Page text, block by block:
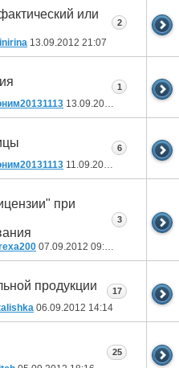
или
13.09.2012 21:07
2
13.09.2012
1
11.09.2012
6
при
07.09.2012 09:39
3
продукции
06.09.2012 14:14
17
25